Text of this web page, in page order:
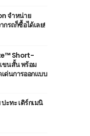
จำหน่าย
รถก็ซื้อได้เลย!
Short-
ขนสั้น พร้อม
ด่นการออกแบบ
ะทะ เติร์กเมนิ